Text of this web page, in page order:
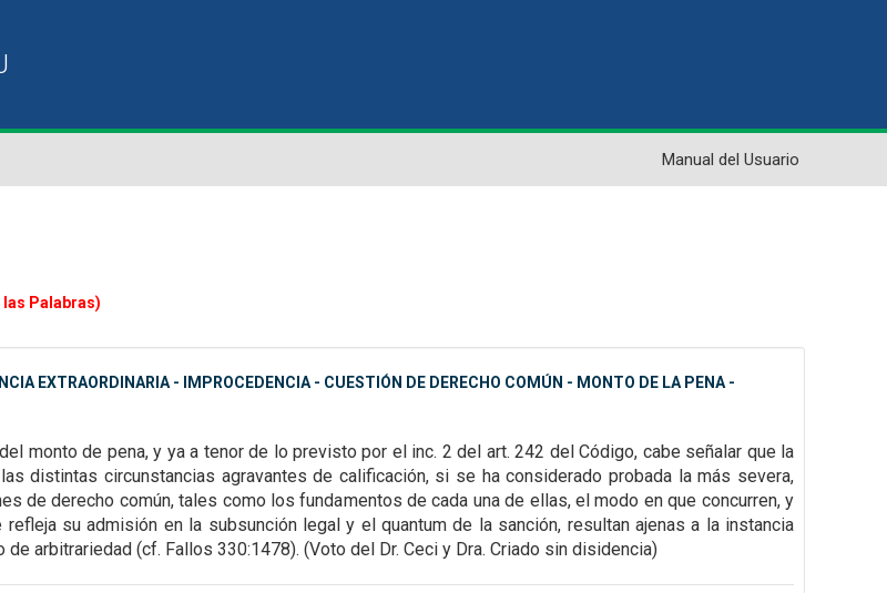
Manual del Usuario
Palabras)
EXTRAORDINARIA - IMPROCEDENCIA - CUESTIÓN DE DERECHO COMÚN - MONTO DE LA PENA -
monto de pena, y ya a tenor de lo previstopor el inc. 2 del art. 242 del Código, cabe señalar que la
lasdistintas circunstancias agravantes de calificación, si se ha considerado probada la más severa,
de derecho común, tales como los fundamentos de cada una de ellas, el modo en que concurren, y
su admisión en la subsunción legal y el quantum de la sanción, resultan ajenas a la instancia
de arbitrariedad (cf. Fallos 330:1478). (Voto del Dr. Ceci y Dra. Criado sin disidencia)